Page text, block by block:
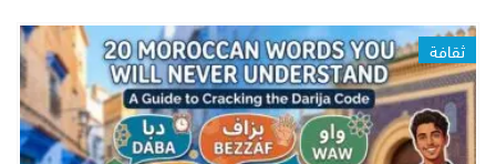
ثقافة